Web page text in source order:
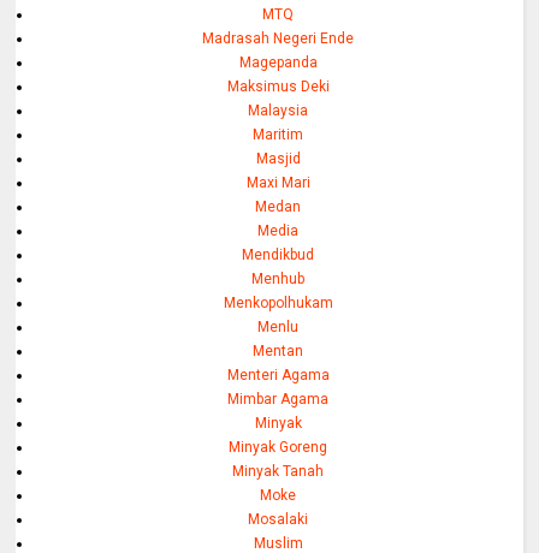
MTQ
Madrasah Negeri Ende
Magepanda
Maksimus Deki
Malaysia
Maritim
Masjid
Maxi Mari
Medan
Media
Mendikbud
Menhub
Menkopolhukam
Menlu
Mentan
Menteri Agama
Mimbar Agama
Minyak
Minyak Goreng
Minyak Tanah
Moke
Mosalaki
Muslim